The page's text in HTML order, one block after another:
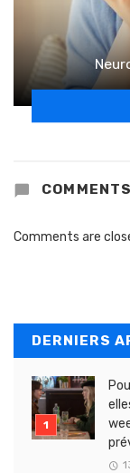
COMMENTS
Comments are
DERNIERS